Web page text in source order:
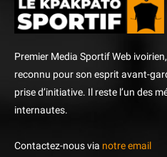
Premier Media Sportif Web
reconnu pour son esprit avant-
prise d’initiative. Il reste l’un des
internautes.
Contactez-nous via notre email